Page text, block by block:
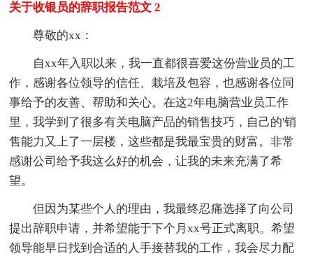
关于收银员的辞职报告范文 2
尊敬的xx：
自xx年入职以来，我一直都很喜爱这份营业员的工
作，感谢各位领导的信任、栽培及包容，也感谢各位同
事给予的友善、帮助和关心。在这2年电脑营业员工作
里，我学到了很多有关电脑产品的销售技巧，自己的'销
售能力又上了一层楼，这些都是我最宝贵的财富。非常
感谢公司给予我这么好的机会，让我的未来充满了希
望。
但因为某些个人的理由，我最终忍痛选择了向公司
提出辞职申请，并希望能于下个月xx号正式离职。希望
领导能早日找到合适的人手接替我的工作，我会尽力配